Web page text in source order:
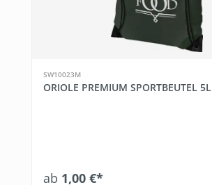
SW10023M
ORIOLE PREMIUM SPORTBEUTEL 5L
ab 1,00 €*